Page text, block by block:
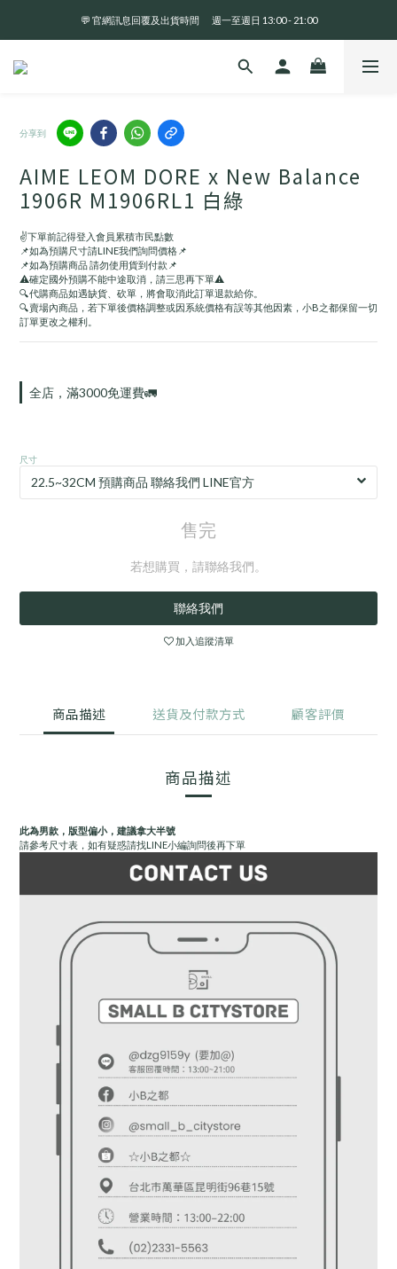
全 館 消 費 滿 三 千 免 運 費 🤘🏻
💬 官網訊息回覆及出貨時間       週一至週日 13:00 - 21:00
全 館 消 費 滿 三 千 免 運 費 🤘🏻
分享到
AIME LEOM DORE x New Balance
1906R M1906RL1 白綠
✌️下單前記得登入會員累積市民點數
📌如為預購尺寸請LINE我們詢問價格📌
📌如為預購商品 請勿使用貨到付款📌
⚠️確定國外預購不能中途取消，請三思再下單⚠️
🔍代購商品如遇缺貨、砍單，將會取消此訂單退款給你。
🔍賣場內商品，若下單後價格調整或因系統價格有誤等其他因素，小B之都保留一切
訂單更改之權利。
全店，滿3000免運費🚛
尺寸
售完
若想購買，請聯絡我們。
聯絡我們
加入追蹤清單
商品描述 送貨及付款方式 顧客評價
商品描述
此為男款，版型偏小，建議拿大半號
請參考尺寸表，如有疑惑請找LINE小編詢問後再下單